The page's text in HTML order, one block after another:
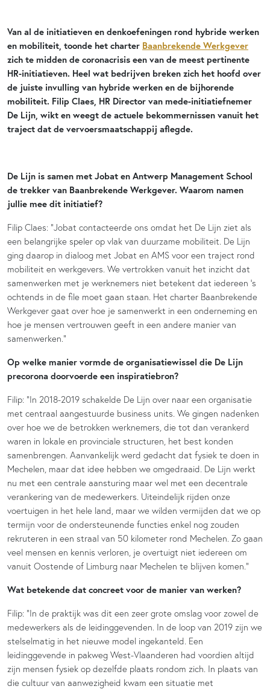
Van al de initiatieven en denkoefeningen rond hybride werken
en mobiliteit, toonde het charter Baanbrekende Werkgever
zich te midden de coronacrisis een van de meest pertinente
HR-initiatieven. Heel wat bedrijven breken zich het hoofd over
de juiste invulling van hybride werken en de bijhorende
mobiliteit. Filip Claes, HR Director van mede-initiatiefnemer
De Lijn, wikt en weegt de actuele bekommernissen vanuit het
traject dat de vervoersmaatschappij aflegde.
De Lijn is samen met Jobat en Antwerp Management School
de trekker van Baanbrekende Werkgever. Waarom namen
jullie mee dit initiatief?
Filip Claes: “Jobat contacteerde ons omdat het De Lijn ziet als
een belangrijke speler op vlak van duurzame mobiliteit. De Lijn
ging daarop in dialoog met Jobat en AMS voor een traject rond
mobiliteit en werkgevers. We vertrokken vanuit het inzicht dat
samenwerken met je werknemers niet betekent dat iedereen ’s
ochtends in de file moet gaan staan. Het charter Baanbrekende
Werkgever gaat over hoe je samenwerkt in een onderneming en
hoe je mensen vertrouwen geeft in een andere manier van
samenwerken.”
Op welke manier vormde de organisatiewissel die De Lijn
precorona doorvoerde een inspiratiebron?
Filip: “In 2018-2019 schakelde De Lijn over naar een organisatie
met centraal aangestuurde business units. We gingen nadenken
over hoe we de betrokken werknemers, die tot dan verankerd
waren in lokale en provinciale structuren, het best konden
samenbrengen. Aanvankelijk werd gedacht dat fysiek te doen in
Mechelen, maar dat idee hebben we omgedraaid. De Lijn werkt
nu met een centrale aansturing maar wel met een decentrale
verankering van de medewerkers. Uiteindelijk rijden onze
voertuigen in het hele land, maar we wilden vermijden dat we op
termijn voor de ondersteunende functies enkel nog zouden
rekruteren in een straal van 50 kilometer rond Mechelen. Zo gaan
veel mensen en kennis verloren, je overtuigt niet iedereen om
vanuit Oostende of Limburg naar Mechelen te blijven komen.”
Wat betekende dat concreet voor de manier van werken?
Filip: “In de praktijk was dit een zeer grote omslag voor zowel de
medewerkers als de leidinggevenden. In de loop van 2019 zijn we
stelselmatig in het nieuwe model ingekanteld. Een
leidinggevende in pakweg West-Vlaanderen had voordien altijd
zijn mensen fysiek op dezelfde plaats rondom zich. In plaats van
die cultuur van aanwezigheid kwam een situatie met